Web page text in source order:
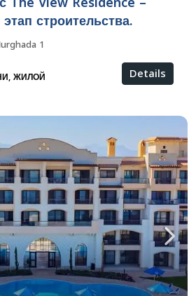
строительства.
1
ЖИЛОЙ Details